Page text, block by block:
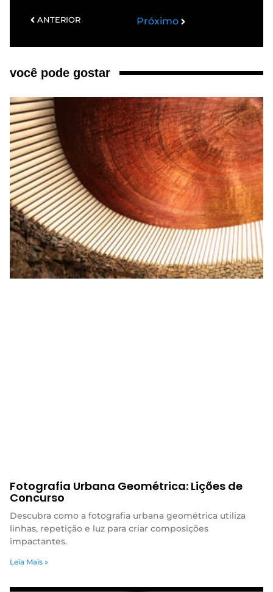
ANTERIOR Próximo
você pode gostar
Fotografia Urbana Geométrica: Lições de
Concurso
Descubra como a fotografia urbana geométrica utiliza
linhas, repetição e luz para criar composições
impactantes.
Leia Mais »